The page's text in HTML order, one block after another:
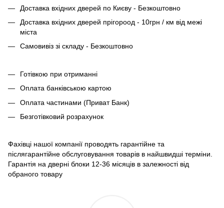
Доставка вхідних дверей по Києву - Безкоштовно
Доставка вхідних дверей прігороод - 10грн / км від межі
міста
Самовивіз зі складу - Безкоштовно
Готівкою при отриманні
Оплата банківською картою
Оплата частинами (Приват Банк)
Безготівковий розрахунок
Фахівці нашої компанії проводять гарантійне та
післягарантійне обслуговування товарів в найшвидші терміни.
Гарантія на дверні блоки 12-36 місяців в залежності від
обраного товару